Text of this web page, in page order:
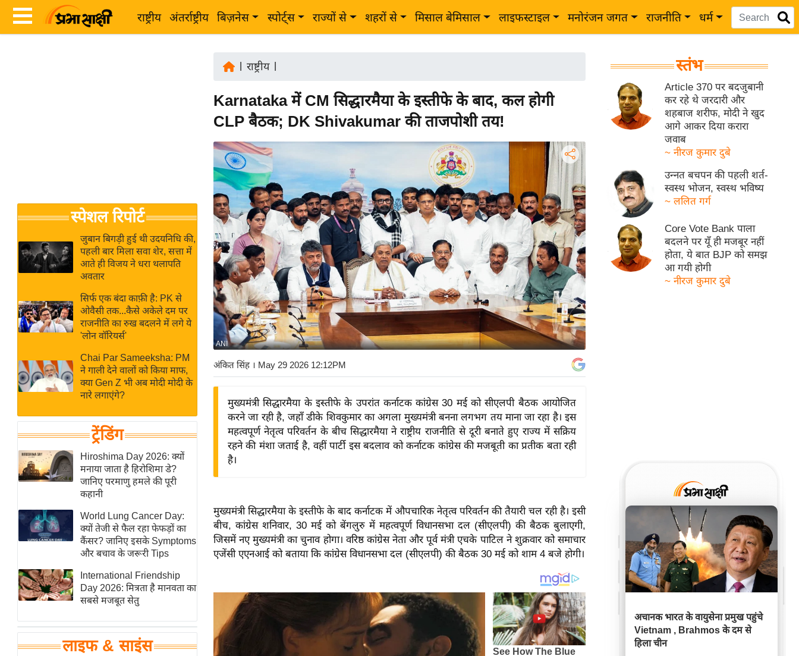
राष्ट्रीय अंतर्राष्ट्रीय बिज़नेस स्पोर्ट्स राज्यों से शहरों से मिसाल बेमिसाल लाइफस्टाइल मनोरंजन जगत राजनीति धर्म
Breaking
News in
Hindi
Hindi
Hindi
जगत
राय
बजट
क्रिकेट
IPL
ई-पेपर
मिसाल बेमिसाल
यंग इंडिया
साहित्य जगत
ऑटो वर्ल्ड
न्यूज ब्रीफ
बॉलीवुड
हॉलीवुड
फिल्म समीक्षा
Breaking
News
टेक्नॉलॉजी
ब्यूटी/फैशन
स्पेशल रिपोर्ट
जुबान बिगड़ी हुई थी उदयनिधि की,
पहली बार मिला सवा शेर, सत्ता में
आते ही विजय ने धरा थलापति
अवतार
सिर्फ एक बंदा काफ़ी है: PK से
ओवैसी तक...कैसे अकेले दम पर
राजनीति का रुख बदलने में लगे ये
'लोन वॉरियर्स'
Chai Par Sameeksha: PM
ने गाली देने वालों को किया माफ,
क्या Gen Z भी अब मोदी मोदी के
नारे लगाएंगे?
ट्रेंडिंग
Hiroshima Day 2026: क्यों
मनाया जाता है हिरोशिमा डे?
जानिए परमाणु हमले की पूरी
कहानी
World Lung Cancer Day:
क्यों तेजी से फैल रहा फेफड़ों का
कैंसर? जानिए इसके Symptoms
और बचाव के जरूरी Tips
International Friendship
Day 2026: मित्रता है मानवता का
सबसे मजबूत सेतु
लाइफ & साइंस
राष्ट्रीय|
Karnataka में CM सिद्धारमैया के इस्तीफे के बाद, कल होगी
CLP बैठक; DK Shivakumar की ताजपोशी तय!
ANI
अंकित सिंह। May 29 2026 12:12PM
मुख्यमंत्री सिद्धारमैया के इस्तीफे के उपरांत कर्नाटक कांग्रेस 30 मई को सीएलपी बैठक आयोजित
करने जा रही है, जहाँ डीके शिवकुमार का अगला मुख्यमंत्री बनना लगभग तय माना जा रहा है। इस
महत्वपूर्ण नेतृत्व परिवर्तन के बीच सिद्धारमैया ने राष्ट्रीय राजनीति से दूरी बनाते हुए राज्य में सक्रिय
रहने की मंशा जताई है, वहीं पार्टी इस बदलाव को कर्नाटक कांग्रेस की मजबूती का प्रतीक बता रही
है।
मुख्यमंत्री सिद्धारमैया के इस्तीफे के बाद कर्नाटक में औपचारिक नेतृत्व परिवर्तन की तैयारी चल रही है। इसी
बीच, कांग्रेस शनिवार, 30 मई को बेंगलुरु में महत्वपूर्ण विधानसभा दल (सीएलपी) की बैठक बुलाएगी,
जिसमें नए मुख्यमंत्री का चुनाव होगा। वरिष्ठ कांग्रेस नेता और पूर्व मंत्री एचके पाटिल ने शुक्रवार को समाचार
एजेंसी एएनआई को बताया कि कांग्रेस विधानसभा दल (सीएलपी) की बैठक 30 मई को शाम 4 बजे होगी।
स्तंभ
Article 370 पर बदजुबानी
कर रहे थे जरदारी और
शहबाज शरीफ, मोदी ने खुद
आगे आकर दिया करारा
जवाब
~ नीरज कुमार दुबे
उन्नत बचपन की पहली शर्त-
स्वस्थ भोजन, स्वस्थ भविष्य
~ ललित गर्ग
Core Vote Bank पाला
बदलने पर यूँ ही मजबूर नहीं
होता, ये बात BJP को समझ
आ गयी होगी
~ नीरज कुमार दुबे
अचानक भारत के वायुसेना प्रमुख पहुंचे
Vietnam , Brahmos के दम से
हिला चीन